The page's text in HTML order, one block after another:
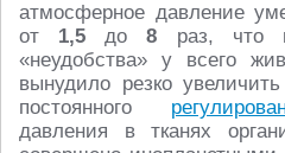
атмосферное давление
от 1,5 до8 раз, что
«неудобства» у всего
вынудило резко
постоянного
давления в тканях